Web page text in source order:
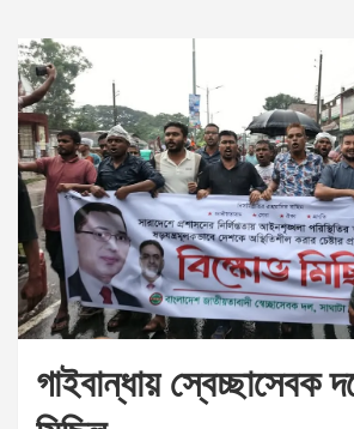
গাইবান্ধায় স্বেচ্ছাসেবক